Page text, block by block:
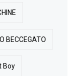
BECCEGATO
Boy